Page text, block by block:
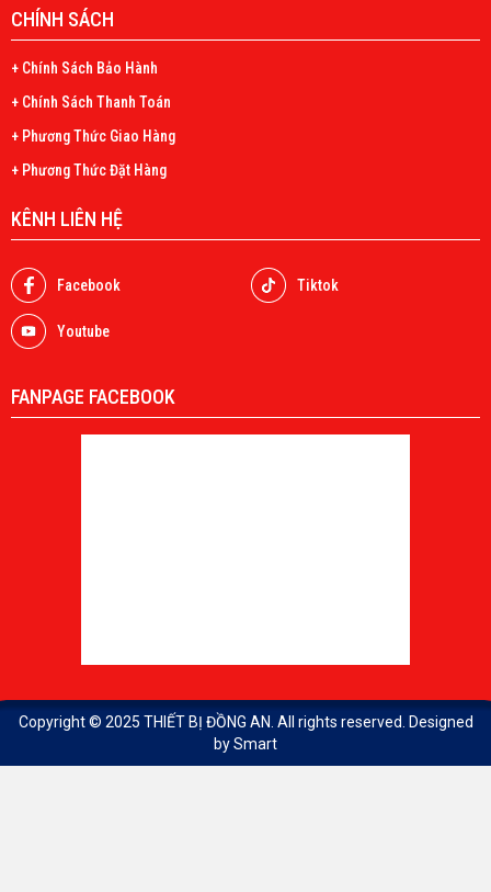
CHÍNH SÁCH
+ Chính Sách Bảo Hành
+ Chính Sách Thanh Toán
+ Phương Thức Giao Hàng
+ Phương Thức Đặt Hàng
KÊNH LIÊN HỆ
Facebook Tiktok
Youtube
FANPAGE FACEBOOK
Copyright © 2025 THIẾT BỊ ĐỒNG AN . All rights reserved. Designed
bySmart